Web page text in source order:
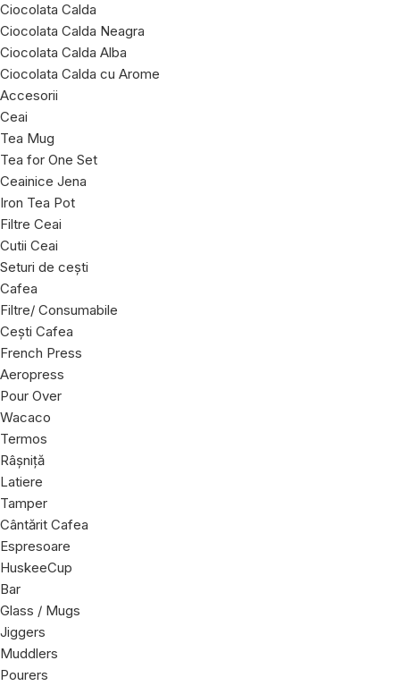
Ciocolata Calda
Ciocolata Calda Neagra
Ciocolata Calda Alba
Ciocolata Calda cu Arome
Accesorii
Ceai
Tea Mug
Tea for One Set
Ceainice Jena
Iron Tea Pot
Filtre Ceai
Cutii Ceai
Seturi de cești
Cafea
Filtre/ Consumabile
Cești Cafea
French Press
Aeropress
Pour Over
Wacaco
Termos
Râșniță
Latiere
Tamper
Cântărit Cafea
Espresoare
HuskeeCup
Bar
Glass / Mugs
Jiggers
Muddlers
Pourers